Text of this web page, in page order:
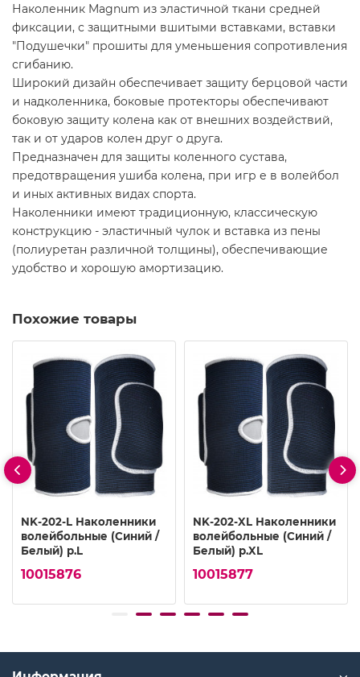
Наколенник Magnum из эластичной ткани средней
фиксации, с защитными вшитыми вставками, вставки
"Подушечки" прошиты для уменьшения сопротивления
сгибанию.
Широкий дизайн обеспечивает защиту берцовой части
и надколенника, боковые протекторы обеспечивают
боковую защиту колена как от внешних воздействий,
так и от ударов колен друг о друга.
Предназначен для защиты коленного сустава,
предотвращения ушиба колена, при игр е в волейбол
и иных активных видах спорта.
Наколенники имеют традиционную, классическую
конструкцию - эластичный чулок и вставка из пены
(полиуретан различной толщины), обеспечивающие
удобство и хорошую амортизацию.
Похожие товары
NK-202-L Наколенники
волейбольные (Синий /
Белый) р.L
10015876
NK-202-XL Наколенники
волейбольные (Синий /
Белый) р.XL
10015877